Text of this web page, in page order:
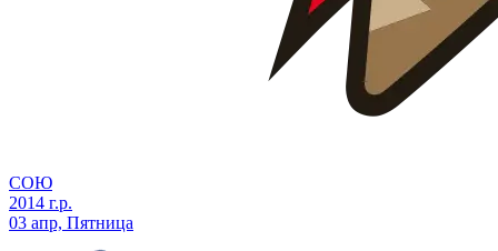
СОЮ
2014 г.р.
03 апр, Пятница